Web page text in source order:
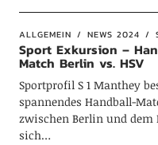
ALLGEMEIN NEWS 2024
Sport Exkursion –
Match Berlin vs. HSV
Sportprofil S 1 Manthey
spannendes Handball-
zwischen Berlin und dem
sich…